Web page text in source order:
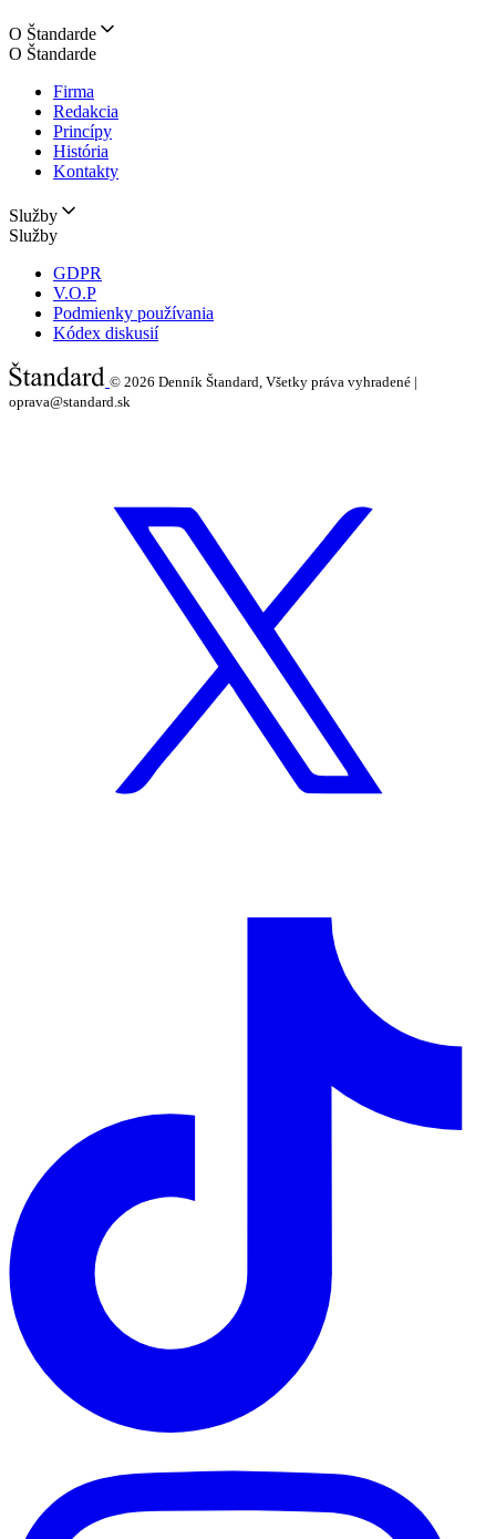
O Štandarde
O Štandarde
Firma
Redakcia
Princípy
História
Kontakty
Služby
Služby
GDPR
V.O.P
Podmienky používania
Kódex diskusií
© 2026 Denník Štandard, Všetky práva vyhradené |
oprava@standard.sk